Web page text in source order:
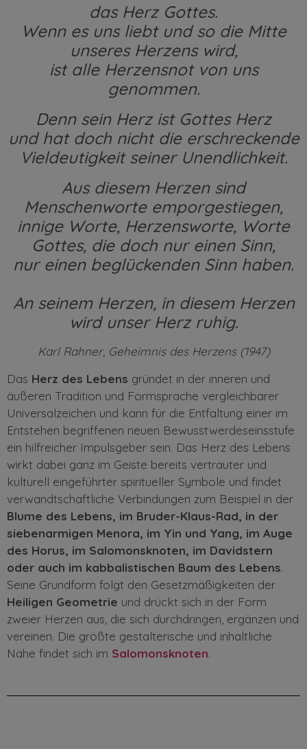
das Herz Gottes.
Wenn es uns liebt und so die Mitte
unseres Herzens wird,
ist alle Herzensnot von uns
genommen.
Denn sein Herz ist Gottes Herz
und hat doch nicht die erschreckende
Vieldeutigkeit seiner Unendlichkeit.
Aus diesem Herzen sind
Menschenworte emporgestiegen,
innige Worte, Herzensworte, Worte
Gottes, die doch nur einen Sinn,
nur einen beglückenden Sinn haben.
An seinem Herzen, in diesem Herzen
wird unser Herz ruhig.
Karl Rahner, Geheimnis des Herzens (1947)
Das Herz des Lebens gründet in der inneren und
äußeren Tradition und Formsprache vergleichbarer
Universalzeichen und kann für die Entfaltung einer im
Entstehen begriffenen neuen Bewusstwerdeseinsstufe
ein hilfreicher Impulsgeber sein. Das Herz des Lebens
wirkt dabei ganz im Geiste bereits vertrauter und
kulturell eingeführter spiritueller Symbole und findet
verwandtschaftliche Verbindungen zum Beispiel in der
Blume des Lebens, im Bruder-Klaus-Rad, in der
siebenarmigen Menora, im Yin und Yang, im Auge
des Horus, im Salomonsknoten, im Davidstern
oder auch im kabbalistischen Baum des Lebens.
Seine Grundform folgt den Gesetzmäßigkeiten der
Heiligen Geometrie und drückt sich in der Form
zweier Herzen aus, die sich durchdringen, ergänzen und
vereinen. Die größte gestalterische und inhaltliche
Nähe findet sich im Salomonsknoten.